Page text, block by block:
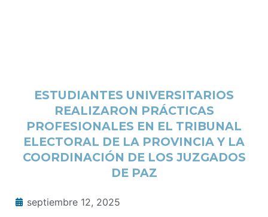
ESTUDIANTES UNIVERSITARIOS
REALIZARON PRÁCTICAS
PROFESIONALES EN EL TRIBUNAL
ELECTORAL DE LA PROVINCIA Y LA
COORDINACIÓN DE LOS JUZGADOS
DE PAZ
septiembre 12, 2025